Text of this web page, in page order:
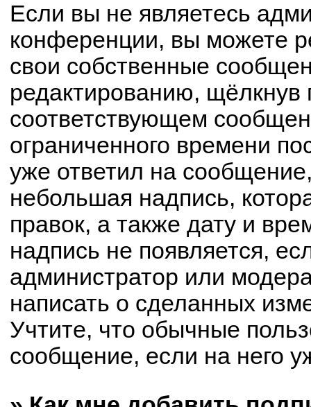
Если вы не являетесь
конференции, вы можете
свои собственные
редактированию, щёлкнув
соответствующем
ограниченного времени
уже ответил на
небольшая надпись,
правок, а также дату и
надпись не появляется,
администратор или
написать о сделанных
Учтите, что обычные
сообщение, если на него